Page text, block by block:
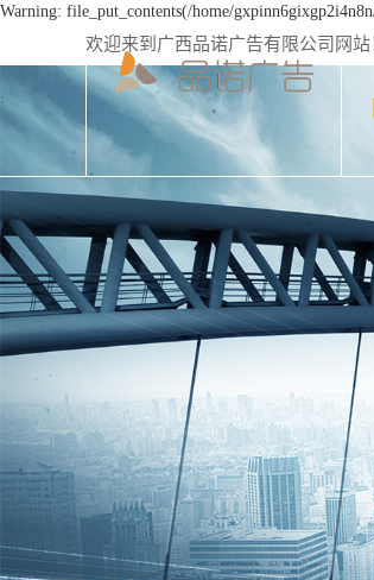
Warning: file_put_contents(/home/
欢迎来到广西品诺广告有限公司网站